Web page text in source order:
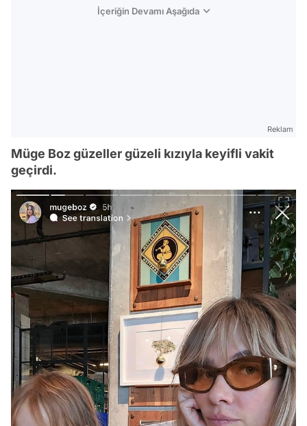
İçeriğin Devamı Aşağıda
Reklam
Müge Boz güzeller güzeli kızıyla keyifli vakit
geçirdi.